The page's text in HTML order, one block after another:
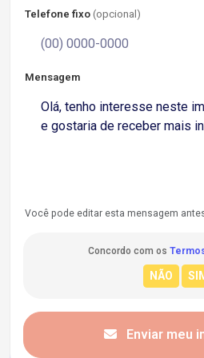
Telefone fixo (opcional)
Mensagem
Você pode editar esta mensagem
Concordo com os
Enviar meu